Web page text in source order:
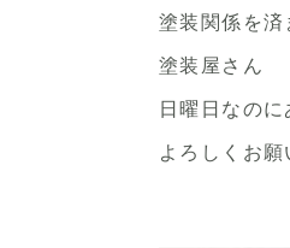
塗装関係を
塗装屋さん
日曜日なのに
よろしくお願